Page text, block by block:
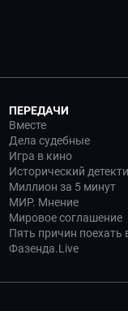
ПЕРЕДАЧИ
Вместе
Дела судебные
Игра в кино
Исторический
Миллион за 5 минут
МИР. Мнение
Мировое соглашение
Пять причин поехать
Фазенда.Live